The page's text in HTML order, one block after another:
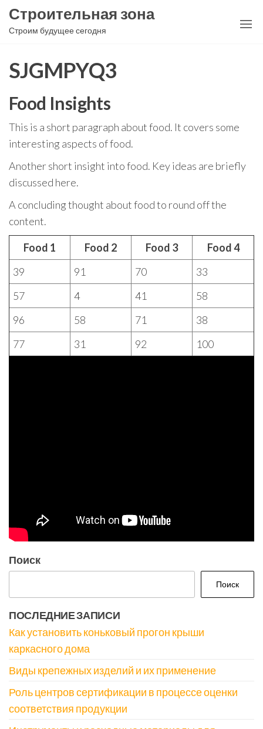
Перейти
Строительная зона
Строим будущее сегодня
SJGMPYQ3
Food Insights
This is a short paragraph about food. It covers some
interesting aspects of food.
Another short insight into food. Key ideas are briefly
discussed here.
A concluding thought about food to round off the
content.
Food 1 Food 2 Food 3
Food 4
39
91 70
33
57
4 41
58
96
58 71
38
77
31 92 100
Поиск
Поиск
ПОСЛЕДНИЕ ЗАПИСИ
Как установить коньковый прогон крыши
каркасного дома
Виды крепежных изделий и их применение
Роль центров сертификации в процессе оценки
соответствия продукции